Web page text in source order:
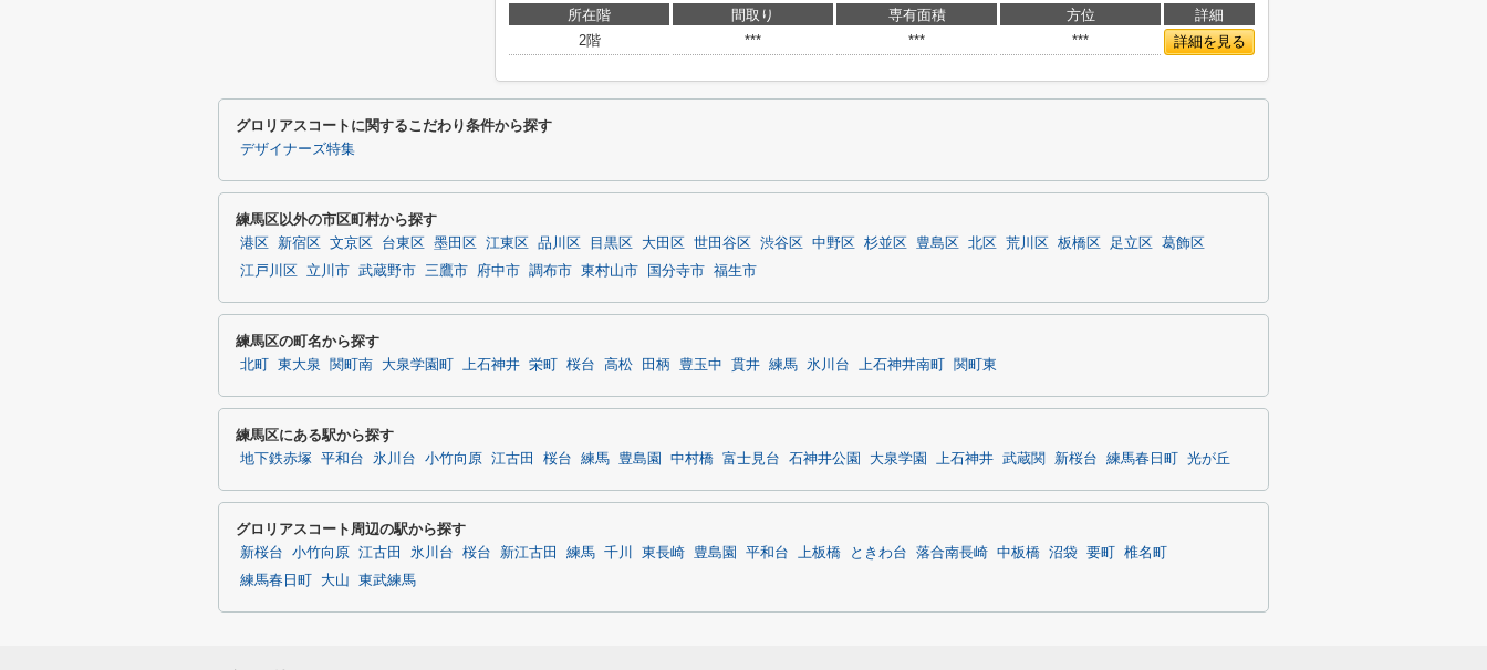
所在階 間取り 専有面積 方位
詳細
2階
*** *** *** 詳細を見る
グロリアスコートに関するこだわり条件から探す
デザイナーズ特集
練馬区以外の市区町村から探す
港区 新宿区 文京区 台東区 墨田区 江東区 品川区 目黒区 大田区 世田谷区 渋谷区 中野区 杉並区 豊島区 北区 荒川区 板橋区 足立区
葛飾区
江戸川区
立川市 武蔵野市 三鷹市 府中市 調布市 東村山市 国分寺市 福生市
練馬区の町名から探す
北町 東大泉 関町南 大泉学園町 上石神井 栄町 桜台 高松 田柄 豊玉中 貫井 練馬 氷川台 上石神井南町 関町東
練馬区にある駅から探す
地下鉄赤塚 平和台 氷川台 小竹向原 江古田 桜台 練馬 豊島園 中村橋 富士見台 石神井公園 大泉学園 上石神井 武蔵関 新桜台 練馬春日町 光が丘
グロリアスコート周辺の駅から探す
新桜台 小竹向原 江古田 氷川台 桜台 新江古田 練馬 千川 東長崎 豊島園 平和台 上板橋 ときわ台 落合南長崎 中板橋 沼袋 要町
椎名町
練馬春日町
大山 東武練馬